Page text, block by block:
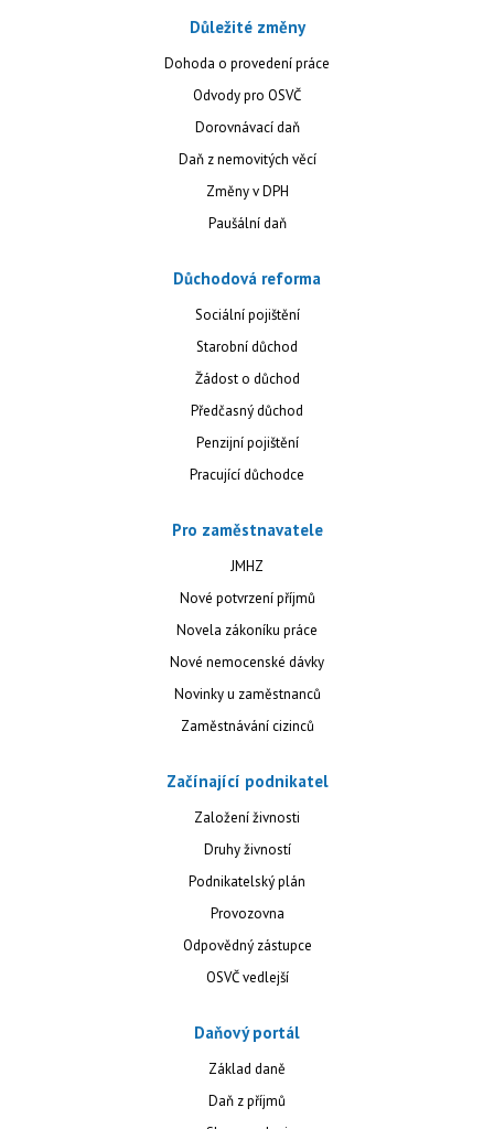
Důležité změny
Dohoda o provedení práce
Odvody pro OSVČ
Dorovnávací daň
Daň z nemovitých věcí
Změny v DPH
Paušální daň
Důchodová reforma
Sociální pojištění
Starobní důchod
Žádost o důchod
Předčasný důchod
Penzijní pojištění
Pracující důchodce
Pro zaměstnavatele
JMHZ
Nové potvrzení příjmů
Novela zákoníku práce
Nové nemocenské dávky
Novinky u zaměstnanců
Zaměstnávání cizinců
Začínající podnikatel
Založení živnosti
Druhy živností
Podnikatelský plán
Provozovna
Odpovědný zástupce
OSVČ vedlejší
Daňový portál
Základ daně
Daň z příjmů